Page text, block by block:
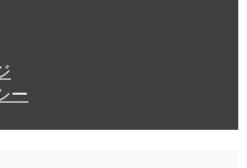
ー